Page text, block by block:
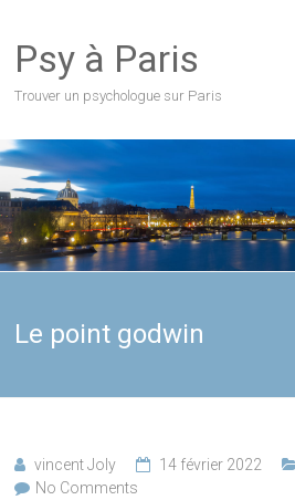
Psy à Paris
Trouver un psychologue sur Paris
Le point godwin
vincent Joly 14 février 2022
No Comments